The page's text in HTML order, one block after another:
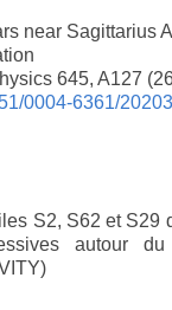
near Sagittarius
645, A127
0004-6361/
S2, S62 et S29
autour